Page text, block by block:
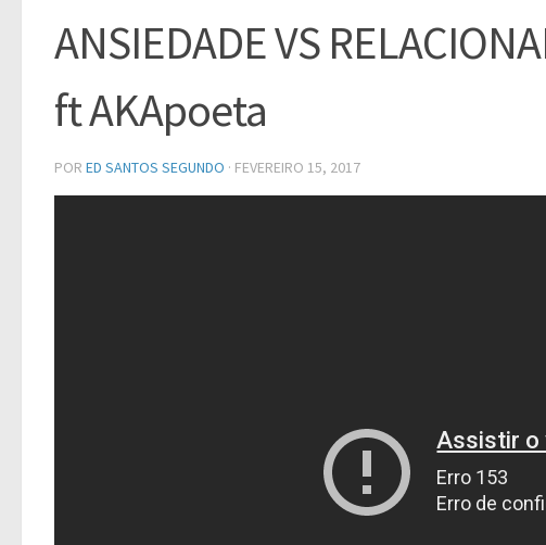
ANSIEDADE VS
ft AKApoeta
POR ED SANTOS SEGUNDO · FEVEREIRO 15, 2017